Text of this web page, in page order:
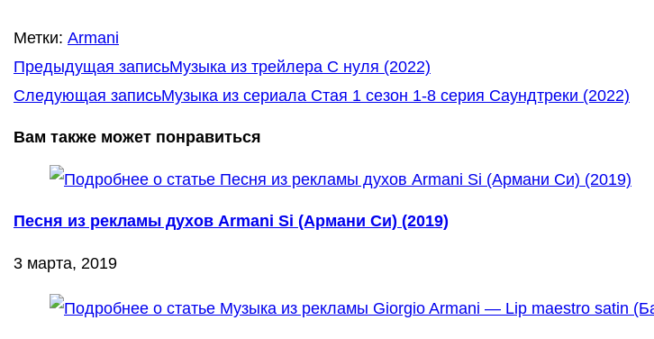
Метки: Armani
Еще
статьи
Предыдущая записьМузыка из трейлера С нуля (2022)
Следующая записьМузыка из сериала Стая 1 сезон 1-8 серия Саундтреки (2022)
Вам также может понравиться
Песня из рекламы духов Armani Si (Армани Си) (2019)
3 марта, 2019